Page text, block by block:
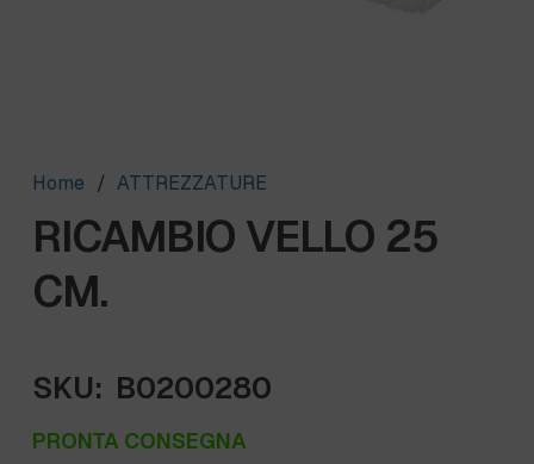
Home / ATTREZZATURE
RICAMBIO VELLO 25
CM.
SKU: B0200280
PRONTA CONSEGNA